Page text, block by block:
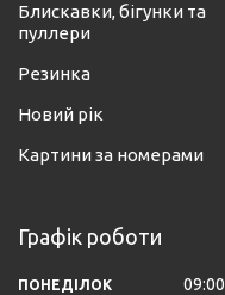
Блискавки, бігунки та
пуллери
Резинка
Новий рік
Картини за номерами
Графік роботи
ПОНЕДІЛОК 09:00